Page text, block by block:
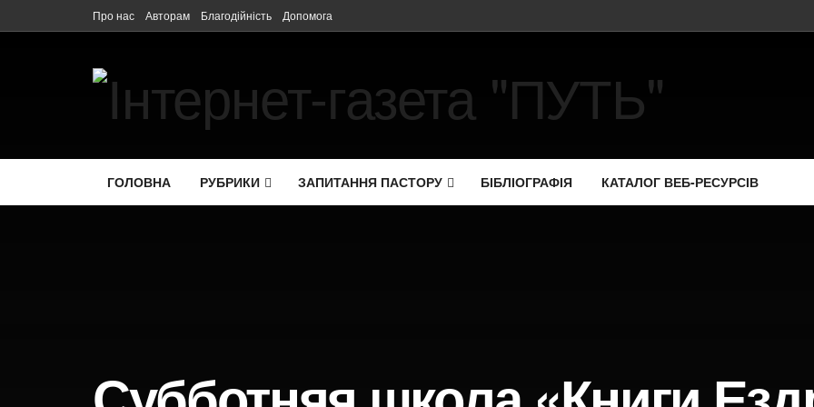
Про нас Авторам Благодійність Допомога
ГОЛОВНА РУБРИКИ ЗАПИТАННЯ ПАСТОРУ БІБЛІОГРАФІЯ КАТАЛОГ ВЕБ-РЕСУРСІВ